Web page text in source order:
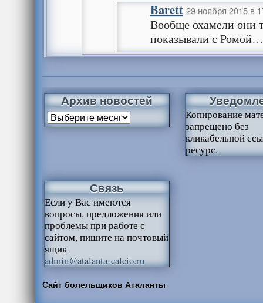
Barett 29 ноября 2015 в
Вообще охамели они
показывали с Ромой…
Архив новостей
Копирование
запрещено без
кликабельной
ресурс.
Связь
Если у Вас имеются
вопросы, предложения или
проблемы при работе с
сайтом, пишите на почтовый
ящик
admin@atalanta-calcio.ru
Сайт болельщиков Аталанты